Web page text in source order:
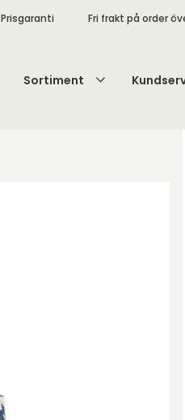
Prisgaranti Fri frakt på order
Sortiment